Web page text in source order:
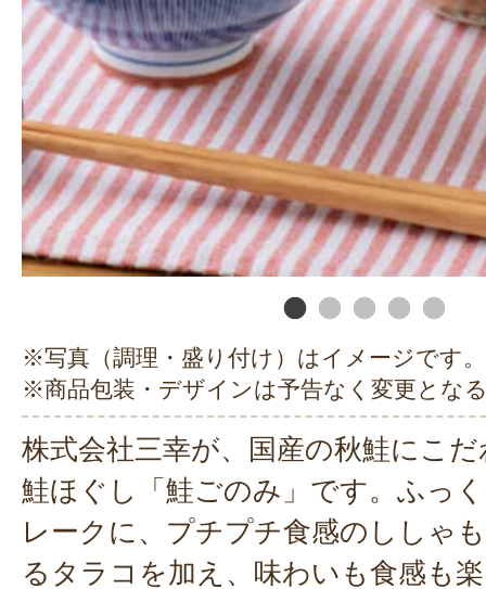
※写真（調理・盛り付け）はイメージです。
※商品包装・デザインは予告なく変更とな
株式会社三幸が、国産の秋鮭にこ
鮭ほぐし「鮭ごのみ」です。ふっ
レークに、プチプチ食感のししゃ
るタラコを加え、味わいも食感も